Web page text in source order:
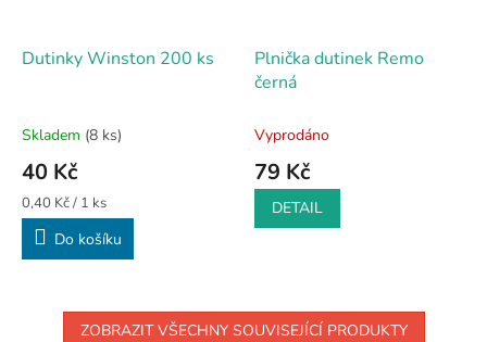
Dutinky Winston 200 ks
Skladem (8 ks)
40 Kč
Měrná
cena:
0,40 Kč / 1 ks
Do košíku
Plnička dutinek Remo
černá
Vyprodáno
79 Kč
DETAIL
ZOBRAZIT VŠECHNY SOUVISEJÍCÍ PRODUKTY